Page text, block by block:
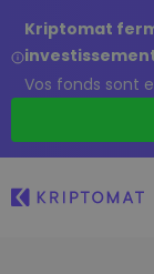
Kriptomat
Vos fonds sont